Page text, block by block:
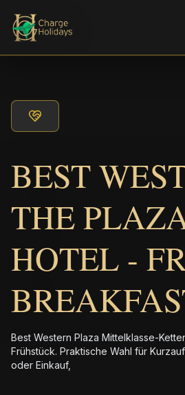
BEST
THE
HOTEL -
Best Western Plaza Mittelklasse-
Frühstück. Praktische Wahl für
oder Einkauf,